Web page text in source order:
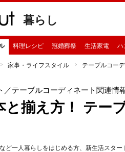
暮らし
料理レシピ 冠婚葬祭 生活家電 ハ
家事・ライフスタイル テーブルコー
／テーブルコーディネート関連情
と揃え方！ テー
ど一人暮らしをはじめる方、新生活スタ